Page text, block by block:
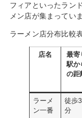
フィアといったラン
メン店が集まっていま
ラーメン店分布比較
店名
最寄
駅か
の距
ラーメ
ン一番
徒歩3
分